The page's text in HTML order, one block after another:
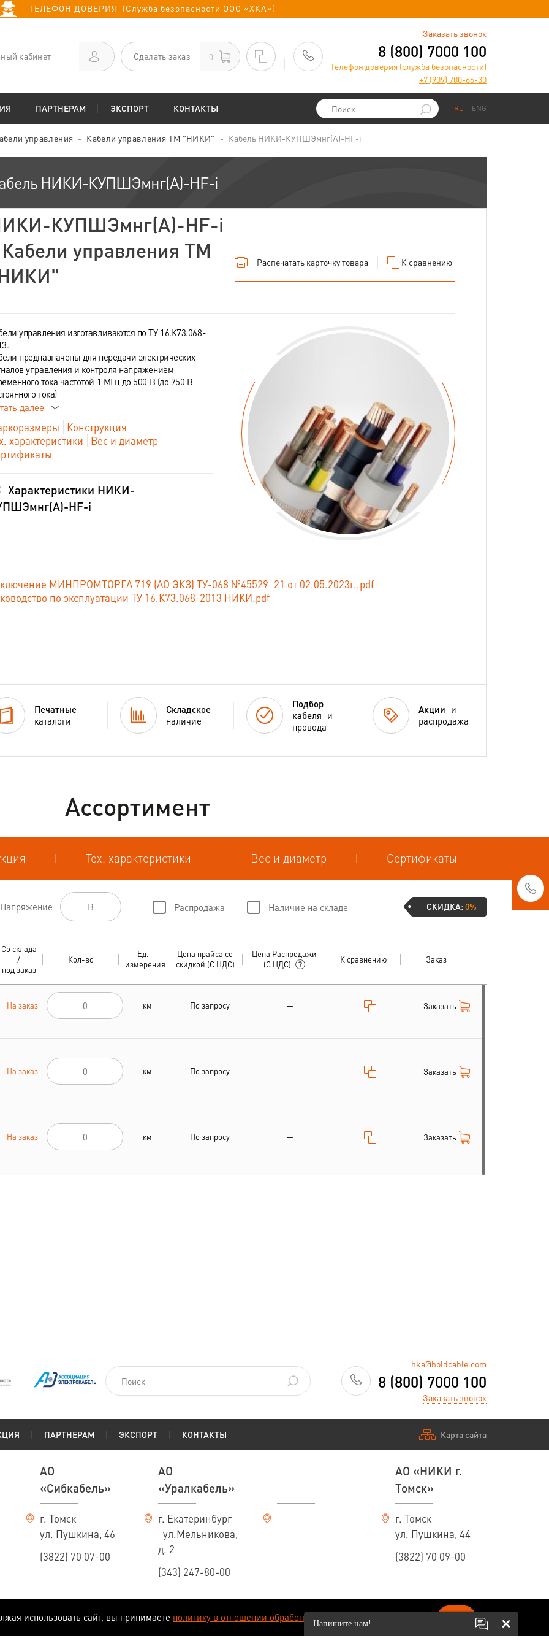
ТЕЛЕФОН ДОВЕРИЯ (Служба безопасности ООО «ХКА»)
кабинет Сделать заказ 0
Заказать звонок
8 (800) 7000 100
Телефон доверия (служба безопасности)
+7 (909) 700-66-30
ПАРТНЕРАМ ЭКСПОРТ КОНТАКТЫ RU ENG
управления Кабели управления ТМ "НИКИ" Кабель НИКИ-КУПШЭмнг(А)-HF-i
НИКИ-КУПШЭмнг(А)-HF-i
КУПШЭмнг(А)-HF-i
управления ТМ
Распечатать карточку товара К сравнению
управления изготавливаются по ТУ 16.К73.068-
предназначены для передачи электрических
управления и контроля напряжением
тока частотой 1 МГц до 500 В (до 750 В
тока)
далее
Конструкция
характеристики
Вес и диаметр
Характеристики НИКИ-
HF-i
МИНПРОМТОРГА 719 (АО ЭКЗ) ТУ-068 №45529_21 от 02.05.2023г..pdf
по эксплуатации ТУ 16.К73.068-2013 НИКИ.pdf
Печатные
каталоги
Складское
наличие
Подбор
кабеля и
провода
Акции и
распродажа
Ассортимент
Тех. характеристики Вес и диаметр Сертификаты
Напряжение Распродажа Наличие на складе СКИДКА:0%
Со склада
/
под заказ
Кол-во
Ед.
измерения
Цена прайса со
скидкой (С НДС)
Цена Распродажи
(С НДС)
К сравнению Заказ
На заказ км По запросу — Заказать
На заказ км По запросу — Заказать
На заказ км По запросу — Заказать
hka@holdcable.com
8 (800) 7000 100
Заказать звонок
ПАРТНЕРАМ ЭКСПОРТ КОНТАКТЫ Карта сайта
АО
«Сибкабель»
г. Томск
ул. Пушкина, 46
(3822) 70 07-00
АО
«Уралкабель»
г. Екатеринбург
ул.Мельникова,
д. 2
(343) 247-80-00
АО «НИКИ г.
Томск»
г. Томск
ул. Пушкина, 44
(3822) 70 09-00
положениями ст. 437 ГК РФ.
в качестве справочного материала и носят исключительно информационный характер. В связи с постоянно идущим на предприятии процессом совершенствования
за собой право на изменение конструкций и технических характеристик изделий без предварительного уведомления. По всем интересующим вас вопросам обращайтесь к
использовать сайт, вы принимаете политику в отношении обработки персональных данных
Напишите нам!